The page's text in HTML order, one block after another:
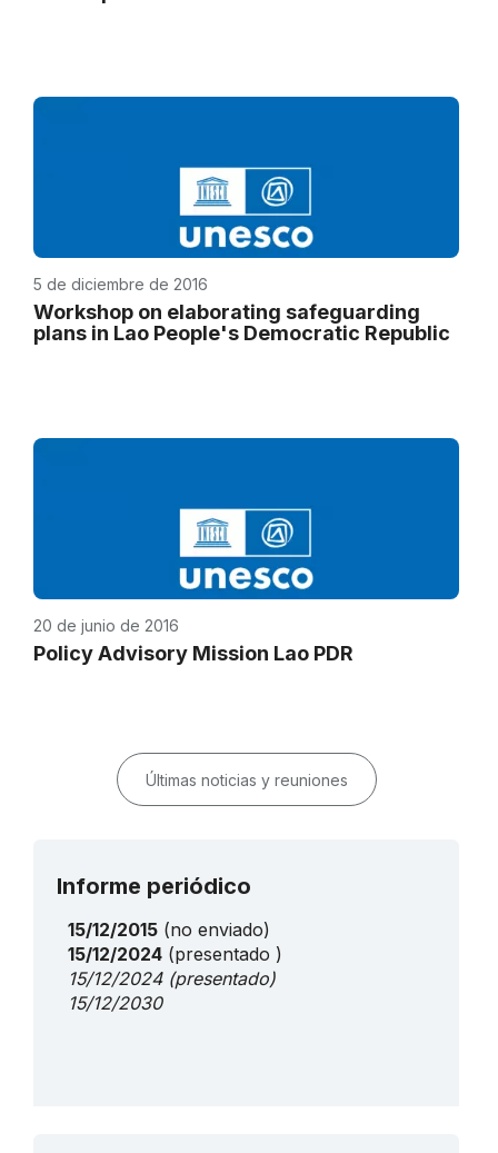
5 de diciembre de 2016
Workshop on elaborating safeguarding
plans in Lao People's Democratic Republic
20 de junio de 2016
Policy Advisory Mission Lao PDR
Últimas noticias y reuniones
Informe periódico
15/12/2015 (no enviado)
15/12/2024 (presentado )
15/12/2024(presentado)
15/12/2030